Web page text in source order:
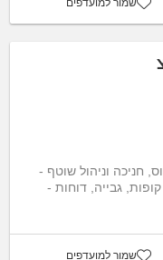
חניכה וניהול שוטף -
גבייה, דוחות -
שמור למועדפים